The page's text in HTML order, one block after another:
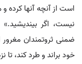
است از آنچه آنها کرده
نیست، اگر
ضمنی ثروتمندان
خود براند و طرد کند،